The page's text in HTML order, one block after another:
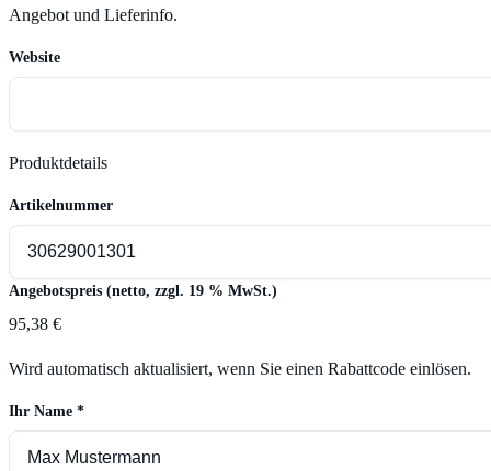
Angebot und Lieferinfo.
Website
Produktdetails
Artikelnummer
Angebotspreis (netto, zzgl. 19 % MwSt.)
95,38 €
Wird automatisch aktualisiert, wenn Sie einen Rabattcode einlösen.
Ihr Name *